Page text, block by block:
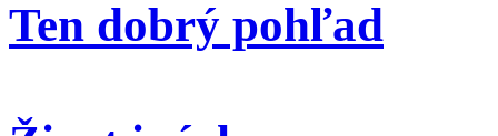
Ten dobrý pohľad